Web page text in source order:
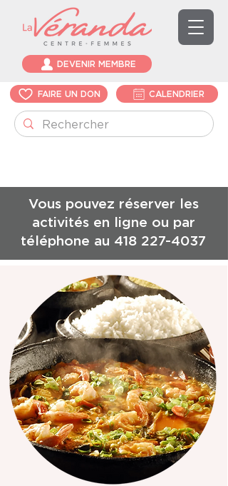
DEVENIR MEMBRE
FAIRE UN DON CALENDRIER
Vous pouvez réserver les
activités en ligne ou par
téléphone au 418 227-4037